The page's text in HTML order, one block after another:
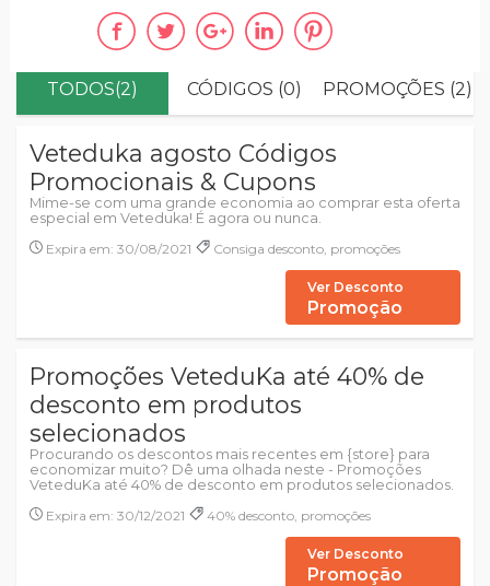
TODOS(2) CÓDIGOS (0) PROMOÇÕES (2)
Veteduka agosto Códigos
Promocionais & Cupons
Mime-se com uma grande economia ao comprar esta oferta
especial em Veteduka! É agora ou nunca.
Expira em: 30/08/2021
Consiga desconto, promoções
Ver Desconto
Promoção
Promoções VeteduKa até 40% de
desconto em produtos
selecionados
Procurando os descontos mais recentes em {store} para
economizar muito? Dê uma olhada neste - Promoções
VeteduKa até 40% de desconto em produtos selecionados.
Expira em: 30/12/2021
40% desconto, promoções
Ver Desconto
Promoção